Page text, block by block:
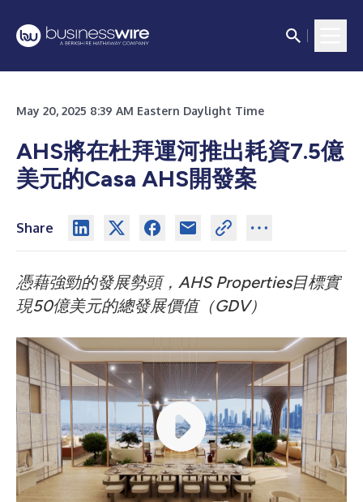
May 20, 2025 8:39 AM Eastern Daylight Time
AHS將在杜拜運河推出耗資7.5億
美元的Casa AHS開發案
Share
憑藉強勁的發展勢頭，AHS Properties目標實
現50億美元的總發展價值（GDV）